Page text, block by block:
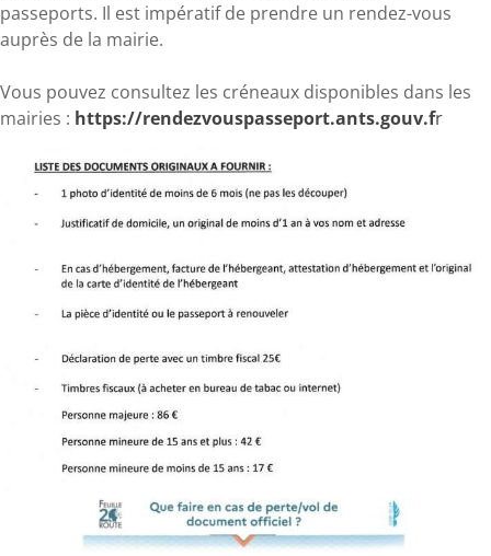
passeports. Il est impératif de prendre un rendez-vous
auprès de la mairie.
Vous pouvez consultez les créneaux disponibles dans les
mairies : https://rendezvouspasseport.ants.gouv.fr